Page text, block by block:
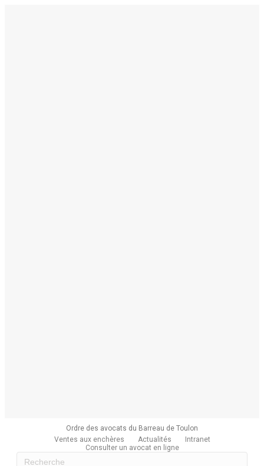
Ordre des avocats du Barreau de Toulon
Ventes aux enchères
Actualités
Intranet
Consulter un avocat en ligne